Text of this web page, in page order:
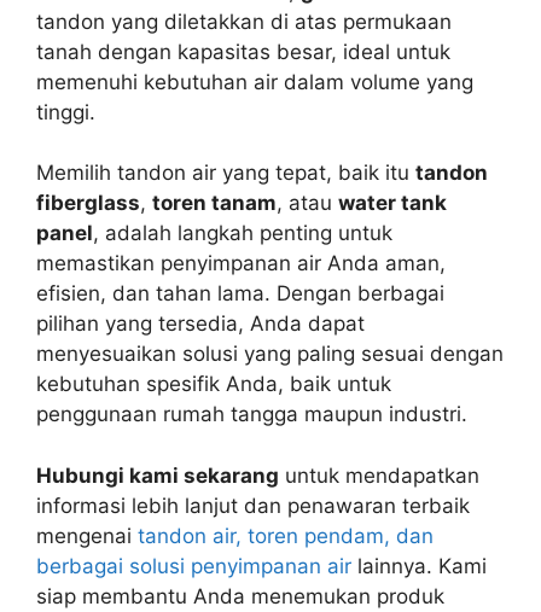
tandon yang diletakkan di atas permukaan
tanah dengan kapasitas besar, ideal untuk
memenuhi kebutuhan air dalam volume yang
tinggi.
Memilih tandon air yang tepat, baik itu tandon
fiberglass, toren tanam, atau water tank
panel, adalah langkah penting untuk
memastikan penyimpanan air Anda aman,
efisien, dan tahan lama. Dengan berbagai
pilihan yang tersedia, Anda dapat
menyesuaikan solusi yang paling sesuai dengan
kebutuhan spesifik Anda, baik untuk
penggunaan rumah tangga maupun industri.
Hubungi kami sekarang untuk mendapatkan
informasi lebih lanjut dan penawaran terbaik
mengenai tandon air, toren pendam, dan
berbagai solusi penyimpanan air lainnya. Kami
siap membantu Anda menemukan produk